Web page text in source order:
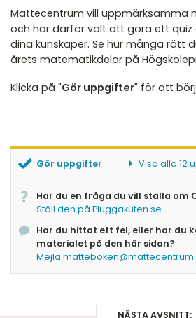
PP2 - XYZ - Uppgift 11
PP2 - XYZ - Uppgift 12
Mattecentrum vill uppmärksamma
och har därför valt att göra ett quiz
dina kunskaper. Se hur många rätt
årets matematikdelar på
Klicka på "Gör uppgifter" för att
Gör uppgifter Visa alla 12
PP2 - XYZ - Uppgift 2
PP2 - XYZ - Uppgift 4
PP2 - XYZ - Uppgift 5
PP2 - XYZ - Uppgift 9
Har du en fråga du vill ställa om
Ställ den på Pluggakuten.se
Har du hittat ett fel, eller har du
materialet på den här sidan?
Mejla
NÄSTA AVSNITT:
HT
VT
VT
HT
HT
HT
VT 2012